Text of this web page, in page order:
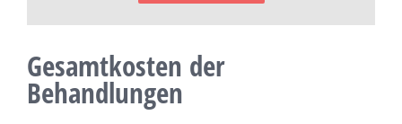
Gesamtkosten der
Behandlungen